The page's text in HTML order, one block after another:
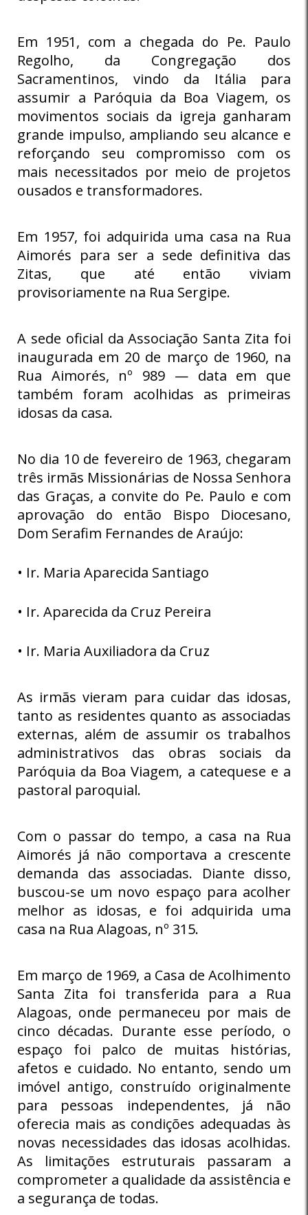
Em 1951, com a chegada do Pe. Paulo
Regolho, da Congregação dos
Sacramentinos, vindo da Itália para
assumir a Paróquia da Boa Viagem, os
movimentos sociais da igreja ganharam
grande impulso, ampliando seu alcance e
reforçando seu compromisso com os
mais necessitados por meio de projetos
ousados e transformadores.
Em 1957, foi adquirida uma casa na Rua
Aimorés para ser a sede definitiva das
Zitas, que até então viviam
provisoriamente na Rua Sergipe.
A sede oficial da Associação Santa Zita foi
inaugurada em 20 de março de 1960, na
Rua Aimorés, nº 989 — data em que
também foram acolhidas as primeiras
idosas da casa.
No dia 10 de fevereiro de 1963, chegaram
três irmãs Missionárias de Nossa Senhora
das Graças, a convite do Pe. Paulo e com
aprovação do então Bispo Diocesano,
Dom Serafim Fernandes de Araújo:
• Ir. Maria Aparecida Santiago
• Ir. Aparecida da Cruz Pereira
• Ir. Maria Auxiliadora da Cruz
As irmãs vieram para cuidar das idosas,
tanto as residentes quanto as associadas
externas, além de assumir os trabalhos
administrativos das obras sociais da
Paróquia da Boa Viagem, a catequese e a
pastoral paroquial.
Com o passar do tempo, a casa na Rua
Aimorés já não comportava a crescente
demanda das associadas. Diante disso,
buscou-se um novo espaço para acolher
melhor as idosas, e foi adquirida uma
casa na Rua Alagoas, nº 315.
Em março de 1969, a Casa de Acolhimento
Santa Zita foi transferida para a Rua
Alagoas, onde permaneceu por mais de
cinco décadas. Durante esse período, o
espaço foi palco de muitas histórias,
afetos e cuidado. No entanto, sendo um
imóvel antigo, construído originalmente
para pessoas independentes, já não
oferecia mais as condições adequadas às
novas necessidades das idosas acolhidas.
As limitações estruturais passaram a
comprometer a qualidade da assistência e
a segurança de todas.